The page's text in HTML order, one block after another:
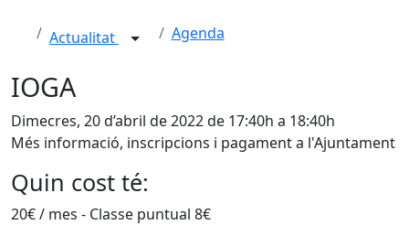
Actualitat Agenda
IOGA
Dimecres, 20 d’abril de 2022 de 17:40h a 18:40h
Més informació, inscripcions i pagament a l'Ajuntament
Quin cost té:
20€ / mes - Classe puntual 8€